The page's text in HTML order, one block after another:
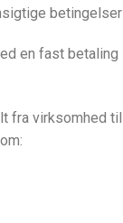
betingelser
en fast betaling
fra virksomhed til